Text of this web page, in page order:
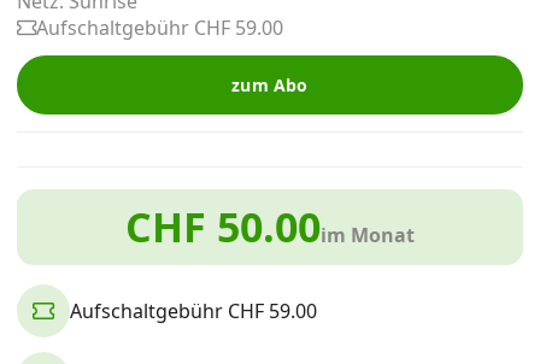
Internet, TV, Telefon
Aktionen
News
Aufschaltgebühr CHF 59.00
zum Abo
CHF 50.00im Monat
Aufschaltgebühr CHF 59.00